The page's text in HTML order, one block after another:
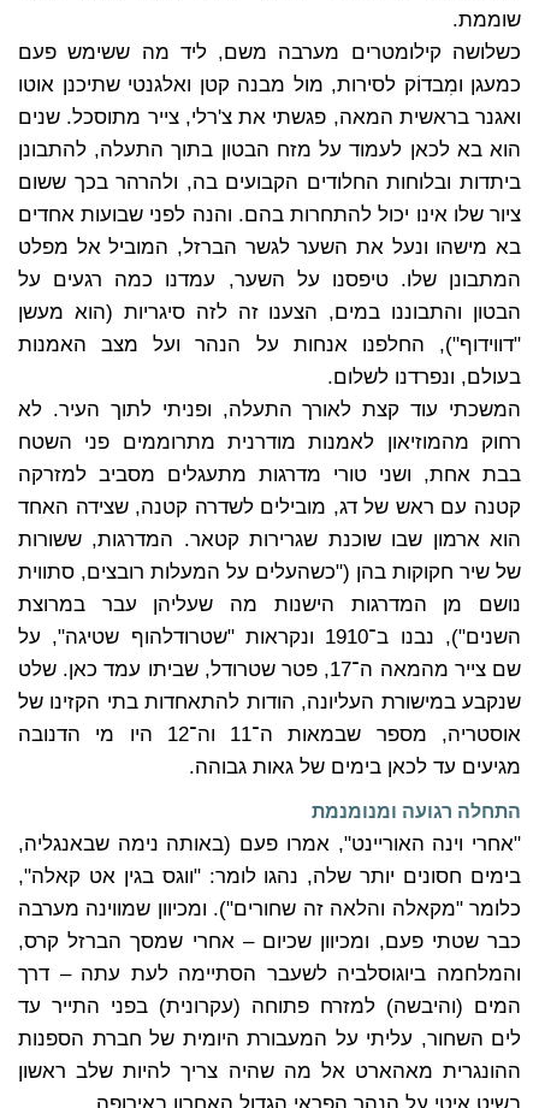
שוממת.
כשלושה קילומטרים מערבה משם, ליד מה ששימש פעם
כמעגן ומִבדוֹק לסירות, מול מבנה קטן ואלגנטי שתיכנן אוטו
ואגנר בראשית המאה, פגשתי את צ'רלי, צייר מתוסכל. שנים
הוא בא לכאן לעמוד על מזח הבטון בתוך התעלה, להתבונן
ביתדות ובלוחות החלודים הקבועים בה, ולהרהר בכך ששום
ציור שלו אינו יכול להתחרות בהם. והנה לפני שבועות אחדים
בא מישהו ונעל את השער לגשר הברזל, המוביל אל מפלט
המתבונן שלו. טיפסנו על השער, עמדנו כמה רגעים על
הבטון והתבוננו במים, הצענו זה לזה סיגריות (הוא מעשן
"דווידוף"), החלפנו אנחות על הנהר ועל מצב האמנות
בעולם, ונפרדנו לשלום.
המשכתי עוד קצת לאורך התעלה, ופניתי לתוך העיר. לא
רחוק מהמוזיאון לאמנות מודרנית מתרוממים פני השטח
בבת אחת, ושני טורי מדרגות מתעגלים מסביב למזרקה
קטנה עם ראש של דג, מובילים לשדרה קטנה, שצידה האחד
הוא ארמון שבו שוכנת שגרירות קטאר. המדרגות, ששורות
של שיר חקוקות בהן ("כשהעלים על המעלות רובצים, סתווית
נושם מן המדרגות הישנות מה שעליהן עבר במרוצת
השנים"), נבנו ב־1910 ונקראות "שטרודלהוף שטיגה", על
שם צייר מהמאה ה־17, פטר שטרודל, שביתו עמד כאן. שלט
שנקבע במישורת העליונה, הודות להתאחדות בתי הקזינו של
אוסטריה, מספר שבמאות ה־11 וה־12 היו מי הדנובה
מגיעים עד לכאן בימים של גאות גבוהה.
התחלה רגועה ומנומנמת
"אחרי וינה האוריינט", אמרו פעם (באותה נימה שבאנגליה,
בימים חסונים יותר שלה, נהגו לומר: "ווגס בגין אט קאלה",
כלומר "מקאלה והלאה זה שחורים"). ומכיוון שמווינה מערבה
כבר שטתי פעם, ומכיוון שכיום – אחרי שמסך הברזל קרס,
והמלחמה ביוגוסלביה לשעבר הסתיימה לעת עתה – דרך
המים (והיבשה) למזרח פתוחה (עקרונית) בפני התייר עד
לים השחור, עליתי על המעבורת היומית של חברת הספנות
ההונגרית מאהארט אל מה שהיה צריך להיות שלב ראשון